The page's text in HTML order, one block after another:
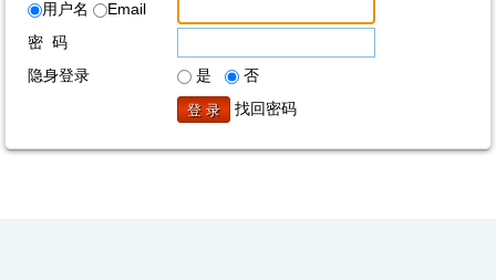
用户名
Email
密 码
隐身登录
是
否
找回密码